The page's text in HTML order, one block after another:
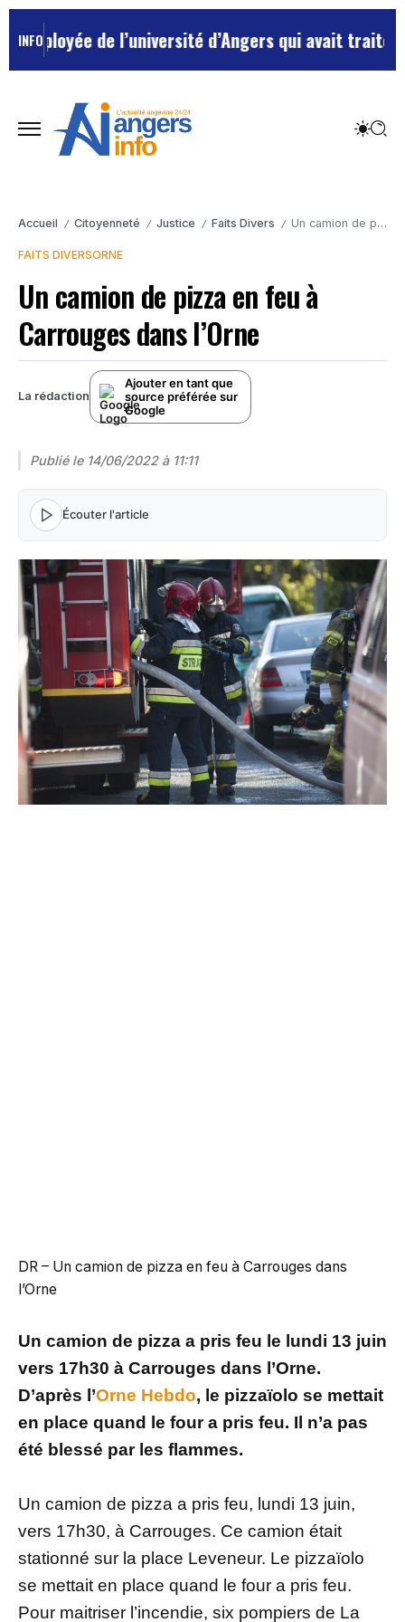
INFO de l’université d’Angers qui avait traité ses
Accueil / Citoyenneté / Justice / Faits Divers / Un camion de pizza en feu à Carrouges dans l’Orne
FAITS DIVERSORNE
Un camion de pizza en feu à
Carrouges dans l’Orne
La rédaction
Ajouter en tant que
source préférée sur
Google
Publié le 14/06/2022 à 11:11
Écouter l'article
DR – Un camion de pizza en feu à Carrouges dans
l’Orne
Un camion de pizza a pris feu le lundi 13 juin
vers 17h30 à Carrouges dans l’Orne.
D’après l’Orne Hebdo, le pizzaïolo se mettait
en place quand le four a pris feu. Il n’a pas
été blessé par les flammes.
Un camion de pizza a pris feu, lundi 13 juin,
vers 17h30, à Carrouges. Ce camion était
stationné sur la place Leveneur. Le pizzaïolo
se mettait en place quand le four a pris feu.
Pour maitriser l’incendie, six pompiers de La